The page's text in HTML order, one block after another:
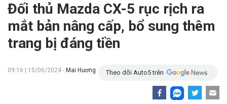
Đối thủ Mazda CX-5 rục rịch ra
mắt bản nâng cấp, bổ sung thêm
trang bị đáng tiền
09:16 | 15/06/2024 - Mai Hương Theo dõi Auto5 trên